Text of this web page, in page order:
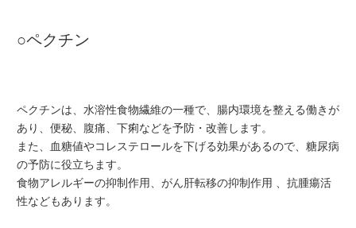
○ペクチン
ペクチンは、水溶性食物繊維の一種で、腸内環境を整える働きが
あり、便秘、腹痛、下痢などを予防・改善します。
また、血糖値やコレステロールを下げる効果があるので、糖尿病
の予防に役立ちます。
食物アレルギーの抑制作用、がん肝転移の抑制作用 、抗腫瘍活
性などもあります。